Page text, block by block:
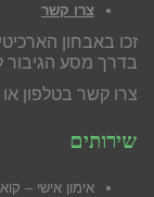
צרו קשר
זכו באבחון
בדרך מסע הגיבור
צרו קשר בטלפון או ווטסאפ:
שירותים
אימון אישי –